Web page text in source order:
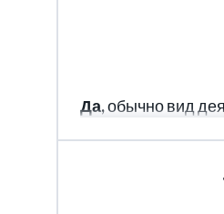
Да,обычно вид
зависит от